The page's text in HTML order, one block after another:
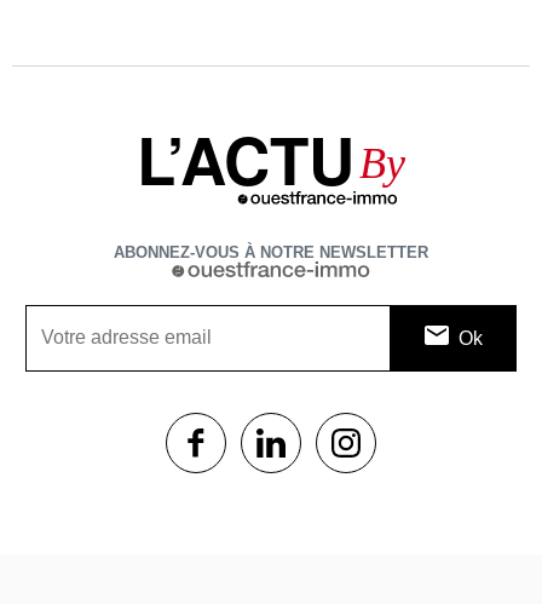
L’ACTU By
ABONNEZ-VOUS À NOTRE NEWSLETTER
1$s 1$s